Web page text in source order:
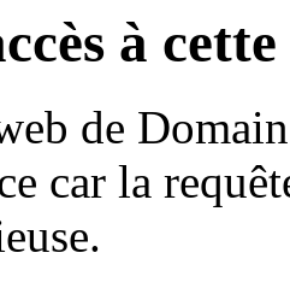
à
de
car la